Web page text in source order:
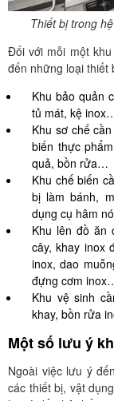
Thiết bị trong
Đối với mỗi một
đến những loại thiết
Khu bảo quản
tủ mát, kệ
Khu sơ chế
biến thực
quả, bồn rửa…
Khu chế biến
bị làm bánh,
dụng cụ hâm
Khu lên đồ ăn
cây, khay inox
inox, dao
đựng cơm
Khu vệ sinh
khay, bồn rửa
Một số lưu ý
Ngoài việc lưu ý
các thiết bị, vật